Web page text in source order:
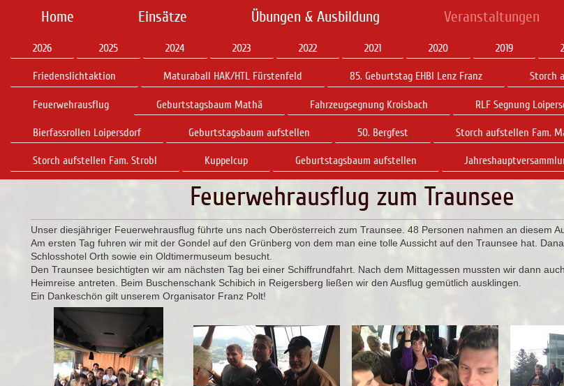
Home Einsätze Übungen & Ausbildung Veranstaltungen
2026 2025 2024 2023 2022 2021 2020 2019
Friedenslichtaktion Maturaball HAK/HTL Fürstenfeld 85. Geburtstag EHBI Lenz Franz Storch
Feuerwehrausflug Geburtstagsbaum Mathä Fahrzeugsegnung Kroisbach RLF Segnung
Bierfassrollen Loipersdorf Geburtstagsbaum aufstellen 50. Bergfest Storch aufstellen Fam.
Storch aufstellen Fam. Strobl Kuppelcup Geburtstagsbaum aufstellen
Feuerwehrausflug zum Traunsee
Unser diesjähriger Feuerwehrausflug führte uns nach Oberösterreich zum Traunsee. 48 Personen nahmen an diesem
Am ersten Tag fuhren wir mit der Gondel auf den Grünberg von dem man eine tolle Aussicht auf den Traunsee hat.
Schlosshotel Orth sowie ein Oldtimermuseum besucht.
Den Traunsee besichtigten wir am nächsten Tag bei einer Schiffrundfahrt. Nach dem Mittagessen mussten wir dann
Heimreise antreten. Beim Buschenschank Schibich in Reigersberg ließen wir den Ausflug gemütlich ausklingen.
Ein Dankeschön gilt unserem Organisator Franz Polt!